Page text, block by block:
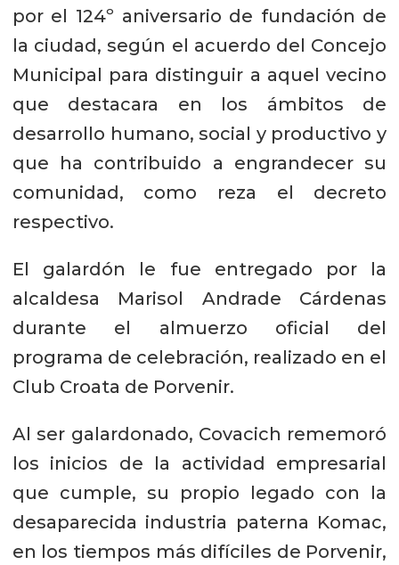
por el 124º aniversario de fundación de
la ciudad, según el acuerdo del Concejo
Municipal para distinguir a aquel vecino
que destacara en los ámbitos de
desarrollo humano, social y productivo y
que ha contribuido a engrandecer su
comunidad, como reza el decreto
respectivo.
El galardón le fue entregado por la
alcaldesa Marisol Andrade Cárdenas
durante el almuerzo oficial del
programa de celebración, realizado en el
Club Croata de Porvenir.
Al ser galardonado, Covacich rememoró
los inicios de la actividad empresarial
que cumple, su propio legado con la
desaparecida industria paterna Komac,
en los tiempos más difíciles de Porvenir,